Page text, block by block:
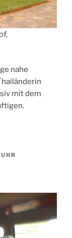
nahe
mit dem